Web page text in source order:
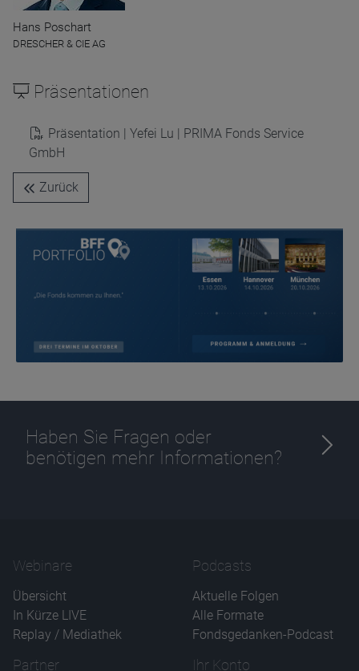
Hans Poschart
DRESCHER & CIE AG
Präsentationen
Präsentation | Yefei Lu | PRIMA Fonds Service
GmbH
Zurück
Haben Sie Fragen oder
benötigen mehr Informationen?
Webinare
Übersicht
In Kürze LIVE
Replay / Mediathek
Podcasts
Aktuelle Folgen
Alle Formate
Fondsgedanken-Podcast
Partner Ihr Konto
Anbieter D&C
Zweck